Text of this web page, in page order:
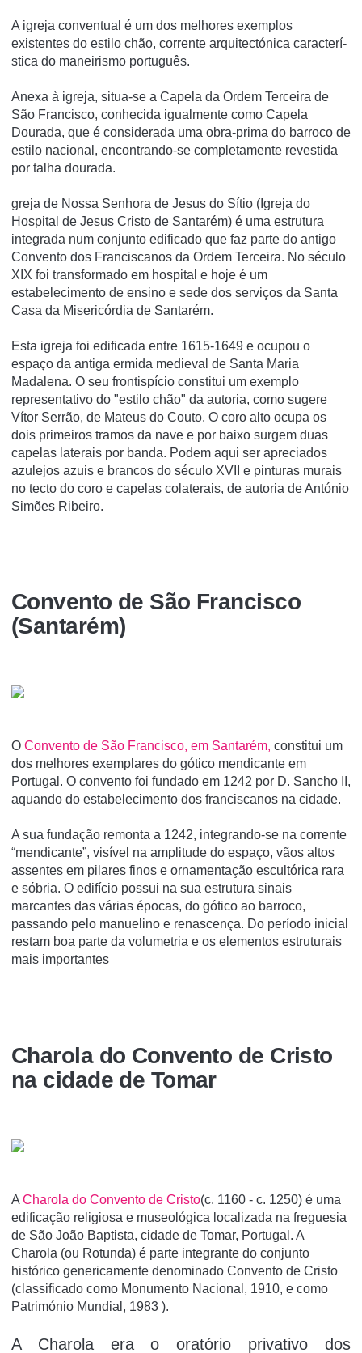
A igreja conventual é um dos melhores exemplos
existentes do estilo chão, corrente arquitectónica caracterí­
stica do maneirismo português.
Anexa à igreja, situa-se a Capela da Ordem Terceira de
São Francisco, conhecida igualmente como Capela
Dourada, que é considerada uma obra-prima do barroco de
estilo nacional, encontrando-se completamente revestida
por talha dourada.
greja de Nossa Senhora de Jesus do Sítio (Igreja do
Hospital de Jesus Cristo de Santarém) é uma estrutura
integrada num conjunto edificado que faz parte do antigo
Convento dos Franciscanos da Ordem Terceira. No século
XIX foi transformado em hospital e hoje é um
estabelecimento de ensino e sede dos serviços da Santa
Casa da Misericórdia de Santarém.
Esta igreja foi edificada entre 1615-1649 e ocupou o
espaço da antiga ermida medieval de Santa Maria
Madalena. O seu frontispício constitui um exemplo
representativo do "estilo chão" da autoria, como sugere
Vítor Serrão, de Mateus do Couto. O coro alto ocupa os
dois primeiros tramos da nave e por baixo surgem duas
capelas laterais por banda. Podem aqui ser apreciados
azulejos azuis e brancos do século XVII e pinturas murais
no tecto do coro e capelas colaterais, de autoria de António
Simões Ribeiro.
Convento de São Francisco
(Santarém)
O Convento de São Francisco, em Santarém, constitui um
dos melhores exemplares do gótico mendicante em
Portugal. O convento foi fundado em 1242 por D. Sancho II,
aquando do estabelecimento dos franciscanos na cidade.
A sua fundação remonta a 1242, integrando-se na corrente
“mendicante”, visível na amplitude do espaço, vãos altos
assentes em pilares finos e ornamentação escultórica rara
e sóbria. O edifício possui na sua estrutura sinais
marcantes das várias épocas, do gótico ao barroco,
passando pelo manuelino e renascença. Do período inicial
restam boa parte da volumetria e os elementos estruturais
mais importantes
Charola do Convento de Cristo
na cidade de Tomar
A Charola do Convento de Cristo(c. 1160 - c. 1250) é uma
edificação religiosa e museológica localizada na freguesia
de São João Baptista, cidade de Tomar, Portugal. A
Charola (ou Rotunda) é parte integrante do conjunto
histórico genericamente denominado Convento de Cristo
(classificado como Monumento Nacional, 1910, e como
Património Mundial, 1983 ).
A Charola era o oratório privativo dos